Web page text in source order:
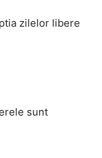
zilelor libere
sunt